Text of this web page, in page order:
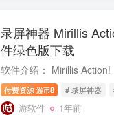
录屏神器 Mirillis
件绿色版下载
付费资源 游币8 # 录屏神器
游软件 1年前